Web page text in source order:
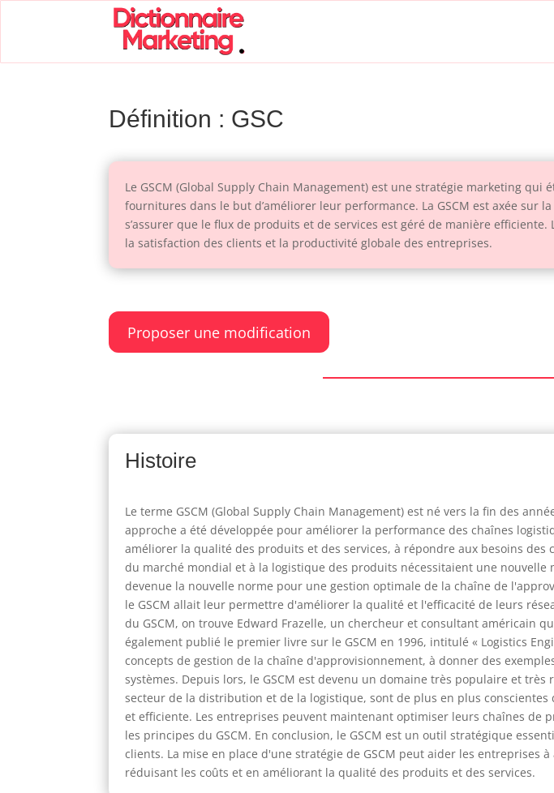
Définition : GSC
Le GSCM (Global Supply Chain Management) est une stratégie marketing
fournitures dans le but d’améliorer leur performance. La GSCM est axée
s’assurer que le flux de produits et de services est géré de manière
la satisfaction des clients et la productivité globale des entreprises.
Proposer une modification
Histoire
Le terme GSCM (Global Supply Chain Management) est né vers la fin des
approche a été développée pour améliorer la performance des chaînes
améliorer la qualité des produits et des services, à répondre aux besoins
du marché mondial et à la logistique des produits nécessitaient une nouvelle
devenue la nouvelle norme pour une gestion optimale de la chaîne de
le GSCM allait leur permettre d'améliorer la qualité et l'efficacité de leurs
du GSCM, on trouve Edward Frazelle, un chercheur et consultant américain
également publié le premier livre sur le GSCM en 1996, intitulé « Logistics
concepts de gestion de la chaîne d'approvisionnement, à donner des
systèmes. Depuis lors, le GSCM est devenu un domaine très populaire et
secteur de la distribution et de la logistique, sont de plus en plus
et efficiente. Les entreprises peuvent maintenant optimiser leurs chaînes
les principes du GSCM. En conclusion, le GSCM est un outil stratégique
clients. La mise en place d'une stratégie de GSCM peut aider les
réduisant les coûts et en améliorant la qualité des produits et des services.